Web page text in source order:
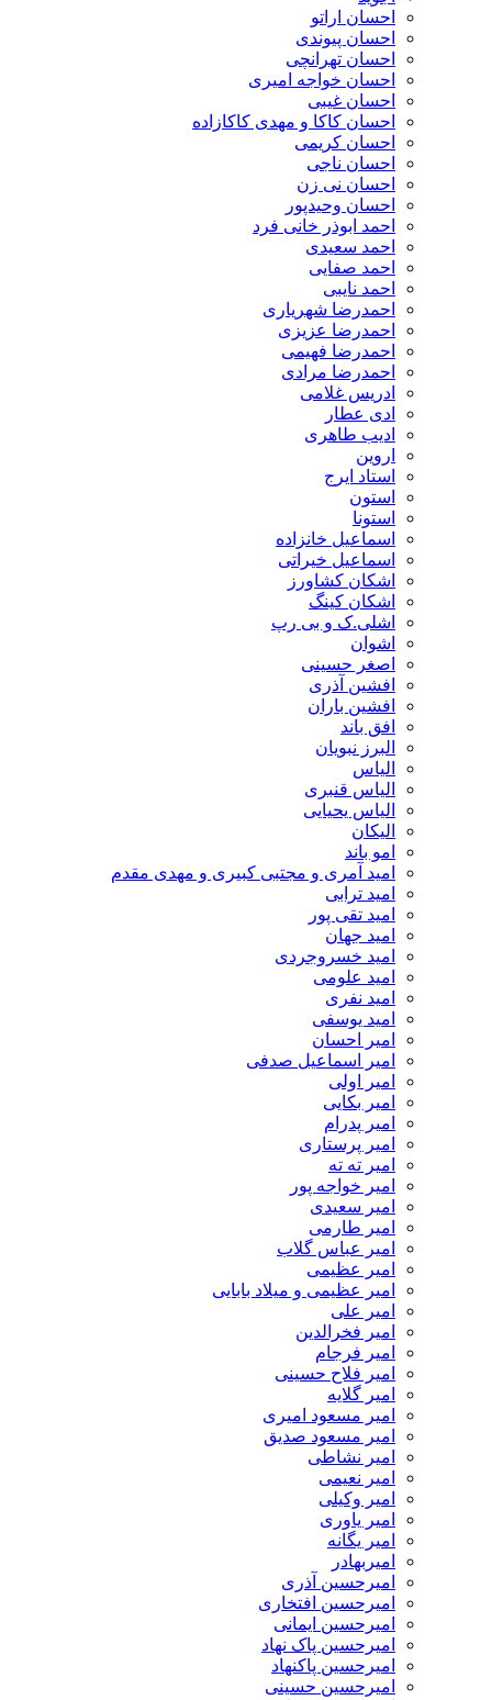
احسان اراتو
احسان پیوندی
احسان تهرانچی
احسان خواجه امیری
احسان غیبی
احسان کاکا و مهدی کاکازاده
احسان کریمی
احسان ناجی
احسان نی زن
احسان وحیدپور
احمد ابوذر خانی فرد
احمد سعیدی
احمد صفایی
احمد نایبی
احمدرضا شهریاری
احمدرضا عزیزی
احمدرضا فهیمی
احمدرضا مرادی
ادریس غلامی
ادی عطار
ادیب طاهری
اروین
استاد ایرج
استون
استونا
اسماعیل خانزاده
اسماعیل خیراتی
اشکان کشاورز
اشکان کینگ
اشلی.ک و بی رپ
اشوان
اصغر حسینی
افشین آذری
افشین باران
افق باند
البرز نبویان
الیاس
الیاس قنبرى
الیاس یحیایی
الیکان
امو باند
امید آمری و مجتبی کبیری و مهدى مقدم
امید ترابی
امید تقی پور
امید جهان
امید خسروجردی
امید علومی
امید نفری
امید یوسفی
امیر احسان
امیر اسماعیل صدفی
امیر اولی
امیر بکایی
امیر پدرام
امیر پرستاری
امیر ته ته
امیر خواجه پور
امیر سعیدی
امیر طارمی
امیر عباس گلاب
امیر عظیمی
امیر عظیمی و میلاد بابایی
امیر علی
امیر فخرالدین
امیر فرجام
امیر فلاح حسینی
امیر گلایه
امیر مسعود امیری
امیر مسعود صدیق
امیر نشاطی
امیر نعیمی
امیر وکیلی
امیر یاوری
امیر یگانه
امیربهادر
امیرحسین آذری
امیرحسین افتخاری
امیرحسین ایمانی
امیرحسین پاک نهاد
امیرحسین پاکنهاد
امیرحسین حسینی